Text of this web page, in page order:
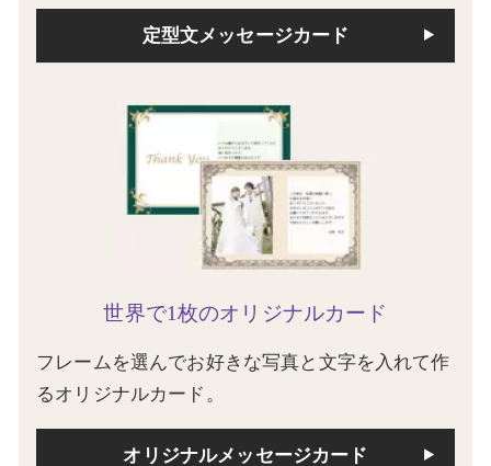
定型文メッセージカード
世界で1枚のオリジナルカード
フレームを選んでお好きな写真と文字を入れて作
るオリジナルカード。
オリジナルメッセージカード